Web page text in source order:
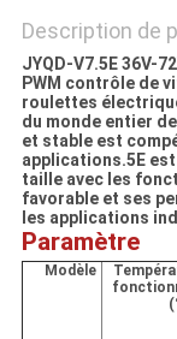
POLITIQUE
DE
Description de
JYQD-V7.5E 36V-
PWM contrôle de
roulettes
du monde entier
et stable est
applications.5E
taille avec les
favorable et ses
les applications
Paramètre
Modèle